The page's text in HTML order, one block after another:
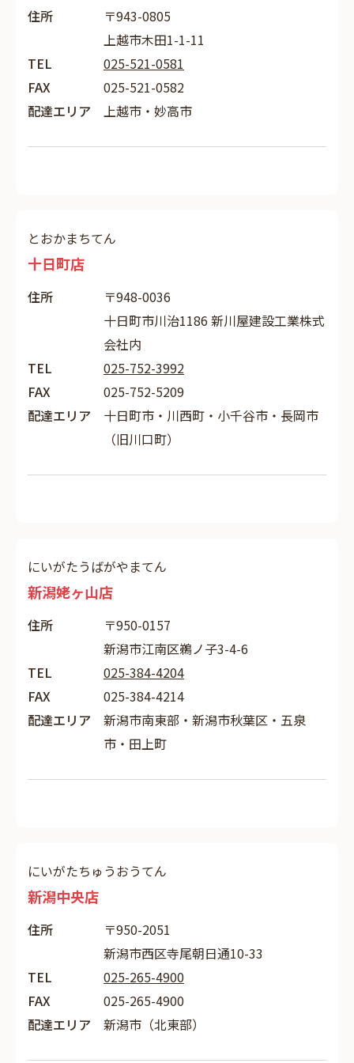
住所
〒943-0805
上越市木田1-1-11
TEL
025-521-0581
FAX
025-521-0582
配達エリア
上越市・妙高市
とおかまちてん
十日町店
住所
〒948-0036
十日町市川治1186 新川屋建設工業株式
会社内
TEL
025-752-3992
FAX
025-752-5209
配達エリア
十日町市・川西町・小千谷市・長岡市
（旧川口町）
にいがたうばがやまてん
新潟姥ヶ山店
住所
〒950-0157
新潟市江南区鵜ノ子3-4-6
TEL
025-384-4204
FAX
025-384-4214
配達エリア
新潟市南東部・新潟市秋葉区・五泉
市・田上町
にいがたちゅうおうてん
新潟中央店
住所
〒950-2051
新潟市西区寺尾朝日通10-33
TEL
025-265-4900
FAX
025-265-4900
配達エリア
新潟市（北東部）